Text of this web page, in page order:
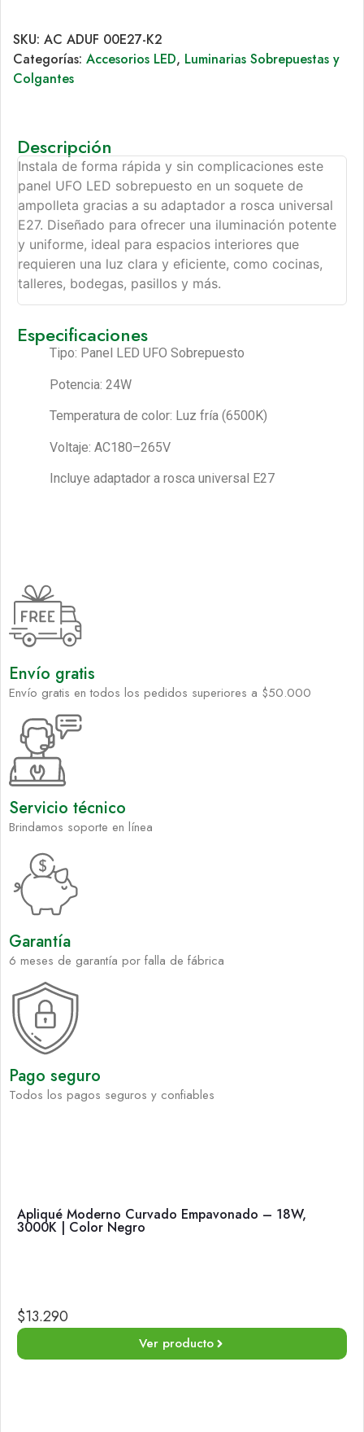
SKU: AC ADUF 00E27-K2
Categorías: Accesorios LED, Luminarias Sobrepuestas y
Colgantes
Descripción
Instala de forma rápida y sin complicaciones este
panel UFO LED sobrepuesto en un soquete de
ampolleta gracias a su adaptador a rosca universal
E27. Diseñado para ofrecer una iluminación potente
y uniforme, ideal para espacios interiores que
requieren una luz clara y eficiente, como cocinas,
talleres, bodegas, pasillos y más.
Especificaciones
Tipo: Panel LED UFO Sobrepuesto
Potencia: 24W
Temperatura de color: Luz fría (6500K)
Voltaje: AC180–265V
Incluye adaptador a rosca universal E27
Envío gratis
Envío gratis en todos los pedidos superiores a $50.000
Servicio técnico
Brindamos soporte en línea
Garantía
6 meses de garantía por falla de fábrica
Pago seguro
Todos los pagos seguros y confiables
Apliqué Moderno Curvado Empavonado – 18W,
3000K | Color Negro
$13.290
Ver producto